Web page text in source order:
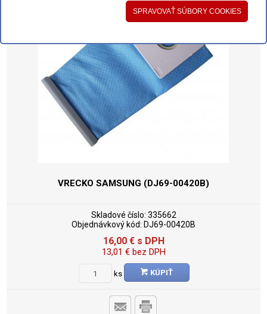
VRECKO SAMSUNG (DJ69-00420B)
Skladové číslo: 335662
Objednávkový kód: DJ69-00420B
16,00 €s DPH
13,01 €bez DPH
ks KÚPIŤ